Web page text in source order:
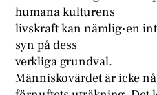
humana kulturens
livskraft kan nämlig·en
syn på dess
verkliga grundval.
Människovärdet är icke